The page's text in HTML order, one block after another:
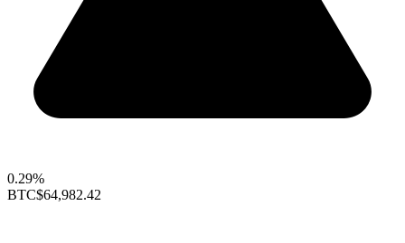
0.29%
BTC$64,982.42